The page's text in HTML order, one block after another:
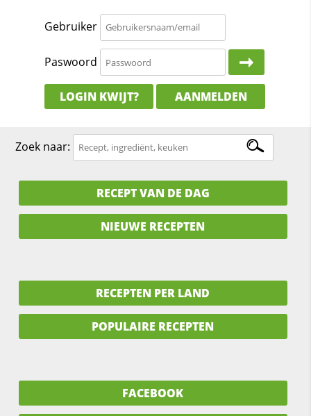
Gebruiker
Paswoord
LOGIN KWIJT? AANMELDEN
Zoek naar:
RECEPT VAN DE DAG
NIEUWE RECEPTEN
RECEPTEN PER LAND
POPULAIRE RECEPTEN
FACEBOOK